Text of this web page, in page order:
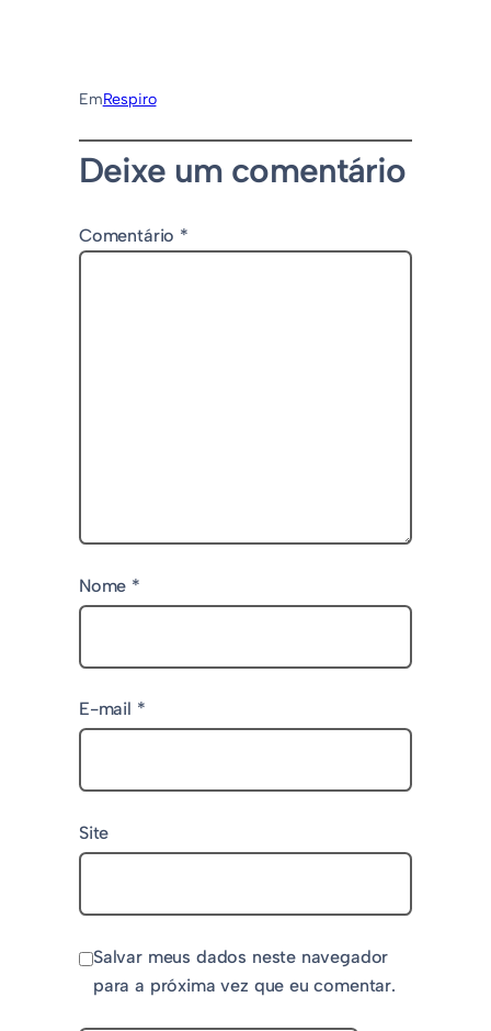
EmRespiro
Deixe um comentário
Comentário *
Nome *
E-mail *
Site
Salvar meus dados neste navegador
para a próxima vez que eu comentar.